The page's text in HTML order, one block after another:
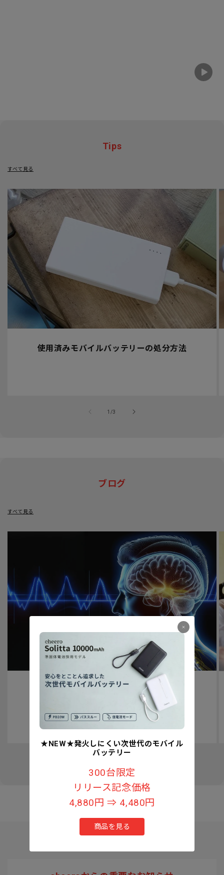
Tips
すべて見る
使用済みモバイルバッテリーの処分方法
1 /
の3
ブログ
すべて見る
認知症予防への取り組みについて
★NEW★発火しにくい次世代のモバイル
バッテリー
300台限定
リリース記念価格
4,880円 ⇒ 4,480円
商品を見る